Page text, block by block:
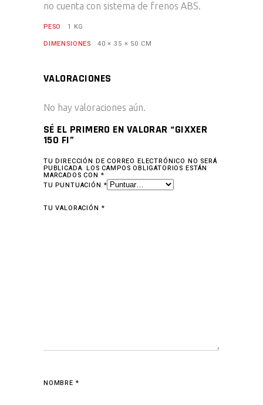
no cuenta con sistema de frenos ABS.
PESO
1 KG
DIMENSIONES
40 × 35 × 50 CM
VALORACIONES
No hay valoraciones aún.
SÉ EL PRIMERO EN VALORAR “GIXXER
150 FI”
TU DIRECCIÓN DE CORREO ELECTRÓNICO NO SERÁ
PUBLICADA. LOS CAMPOS OBLIGATORIOS ESTÁN
MARCADOS CON *
TU PUNTUACIÓN *
TU VALORACIÓN *
NOMBRE *